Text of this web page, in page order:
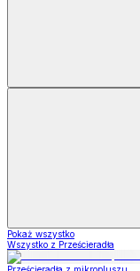
Pokaż wszystko
Wszystko z Prześcieradła